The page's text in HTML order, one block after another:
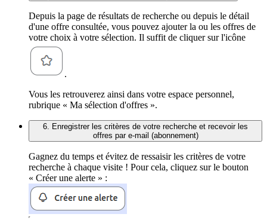
Depuis la page de résultats de recherche ou depuis le détail
d'une offre consultée, vous pouvez ajouter la ou les offres de
votre choix à votre sélection. Il suffit de cliquer sur l'icône
.
Vous les retrouverez ainsi dans votre espace personnel,
rubrique « Ma sélection d'offres ».
6. Enregistrer les critères de votre recherche et recevoir les
offres par e-mail (abonnement)
Gagnez du temps et évitez de ressaisir les critères de votre
recherche à chaque visite ! Pour cela, cliquez sur le bouton
« Créer une alerte » :